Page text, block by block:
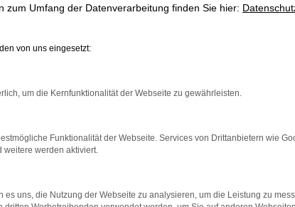
vom Cityflitzer bis zum Sportwagen, sofort
Ausstattungen sowie Preisklassen online.
zum Umfang der Datenverarbeitung finden Sie hier:
von uns eingesetzt:
um die Kernfunktionalität der Webseite zu gewährleisten.
Funktionalität der Webseite. Services von Drittanbietern wie
weitere werden aktiviert.
es uns, die Nutzung der Webseite zu analysieren, um die Leistung zu